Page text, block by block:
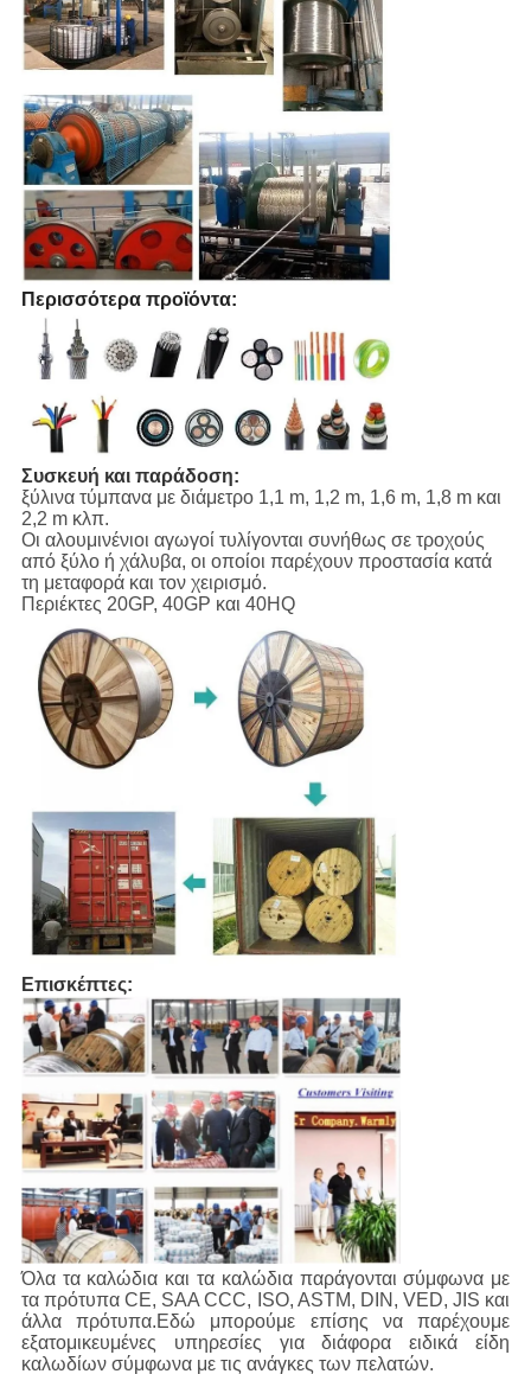
Περισσότερα προϊόντα:
Συσκευή και παράδοση:
ξύλινα τύμπανα με διάμετρο 1,1 m, 1,2 m, 1,6 m, 1,8 m και
2,2 m κλπ.
Οι αλουμινένιοι αγωγοί τυλίγονται συνήθως σε τροχούς
από ξύλο ή χάλυβα, οι οποίοι παρέχουν προστασία κατά
τη μεταφορά και τον χειρισμό.
Περιέκτες 20GP, 40GP και 40HQ
Επισκέπτες:
Όλα τα καλώδια και τα καλώδια παράγονται σύμφωνα με
τα πρότυπα CE, SAA CCC, ISO, ASTM, DIN, VED, JIS και
άλλα πρότυπα.Εδώ μπορούμε επίσης να παρέχουμε
εξατομικευμένες υπηρεσίες για διάφορα ειδικά είδη
καλωδίων σύμφωνα με τις ανάγκες των πελατών.